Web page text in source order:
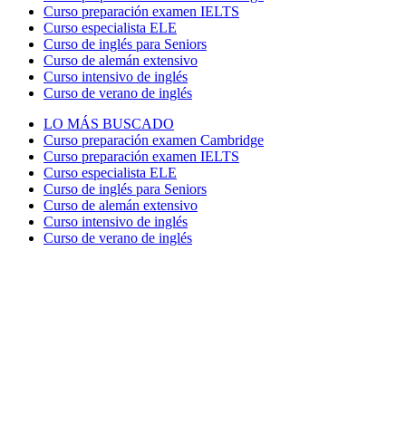
Curso preparación examen IELTS
Curso especialista ELE
Curso de inglés para Seniors
Curso de alemán extensivo
Curso intensivo de inglés
Curso de verano de inglés
LO MÁS BUSCADO
Curso preparación examen Cambridge
Curso preparación examen IELTS
Curso especialista ELE
Curso de inglés para Seniors
Curso de alemán extensivo
Curso intensivo de inglés
Curso de verano de inglés